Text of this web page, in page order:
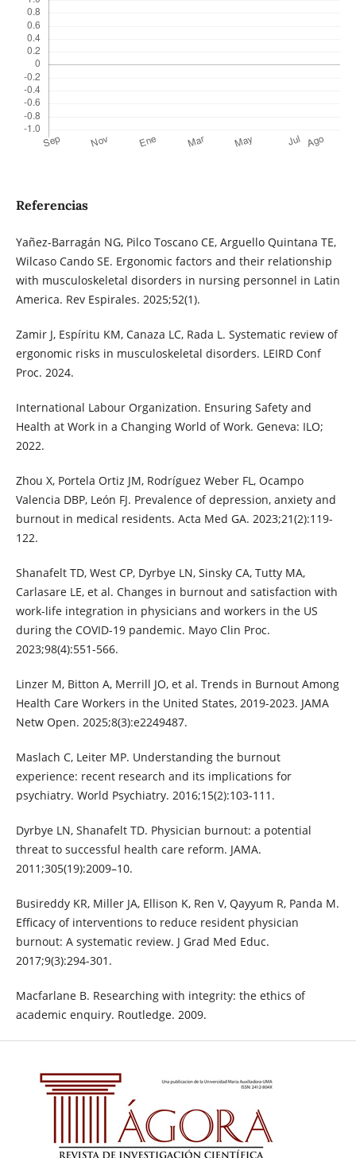
Referencias
Yañez-Barragán NG, Pilco Toscano CE, Arguello Quintana TE,
Wilcaso Cando SE. Ergonomic factors and their relationship
with musculoskeletal disorders in nursing personnel in Latin
America. Rev Espirales. 2025;52(1).
Zamir J, Espíritu KM, Canaza LC, Rada L. Systematic review of
ergonomic risks in musculoskeletal disorders. LEIRD Conf
Proc. 2024.
International Labour Organization. Ensuring Safety and
Health at Work in a Changing World of Work. Geneva: ILO;
2022.
Zhou X, Portela Ortiz JM, Rodríguez Weber FL, Ocampo
Valencia DBP, León FJ. Prevalence of depression, anxiety and
burnout in medical residents. Acta Med GA. 2023;21(2):119-
122.
Shanafelt TD, West CP, Dyrbye LN, Sinsky CA, Tutty MA,
Carlasare LE, et al. Changes in burnout and satisfaction with
work-life integration in physicians and workers in the US
during the COVID-19 pandemic. Mayo Clin Proc.
2023;98(4):551-566.
Linzer M, Bitton A, Merrill JO, et al. Trends in Burnout Among
Health Care Workers in the United States, 2019-2023. JAMA
Netw Open. 2025;8(3):e2249487.
Maslach C, Leiter MP. Understanding the burnout
experience: recent research and its implications for
psychiatry. World Psychiatry. 2016;15(2):103-111.
Dyrbye LN, Shanafelt TD. Physician burnout: a potential
threat to successful health care reform. JAMA.
2011;305(19):2009–10.
Busireddy KR, Miller JA, Ellison K, Ren V, Qayyum R, Panda M.
Efficacy of interventions to reduce resident physician
burnout: A systematic review. J Grad Med Educ.
2017;9(3):294-301.
Macfarlane B. Researching with integrity: the ethics of
academic enquiry. Routledge. 2009.